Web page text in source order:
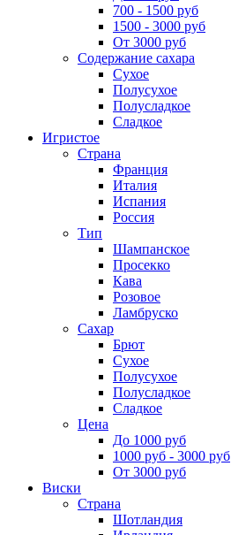
700 - 1500 руб
1500 - 3000 руб
От 3000 руб
Содержание сахара
Сухое
Полусухое
Полусладкое
Сладкое
Игристое
Страна
Франция
Италия
Испания
Россия
Тип
Шампанское
Просекко
Кава
Розовое
Ламбруско
Сахар
Брют
Сухое
Полусухое
Полусладкое
Сладкое
Цена
До 1000 руб
1000 руб - 3000 руб
От 3000 руб
Виски
Страна
Шотландия